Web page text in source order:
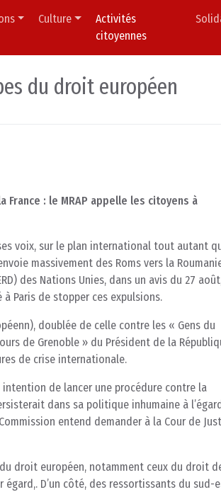
Culture
Activités
citoyennes
du droit européen
: le MRAP appelle les citoyens à
voix, sur le plan international tout autant
massivement des Roms vers la
des Nations Unies, dans un avis du 27
Paris de stopper ces expulsions.
doublée de celle contre les « Gens du
de Grenoble » du Président de la
de crise internationale.
intention de lancer une procédure contre la
dans sa politique inhumaine à l’égard
entend demander à la Cour de
droit européen, notamment ceux du droit
D’un côté, des ressortissants du sud-